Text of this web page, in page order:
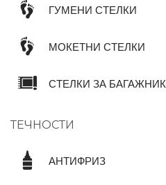
ГУМЕНИ СТЕЛКИ
МОКЕТНИ СТЕЛКИ
СТЕЛКИ ЗА БАГАЖНИК
ТЕЧНОСТИ
АНТИФРИЗ